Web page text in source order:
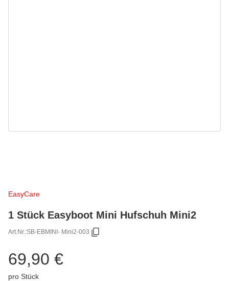
EasyCare
1 Stück Easyboot Mini Hufschuh Mini2
Art.Nr.:SB-EBMINI- Mini2-003
69,90 €
pro Stück